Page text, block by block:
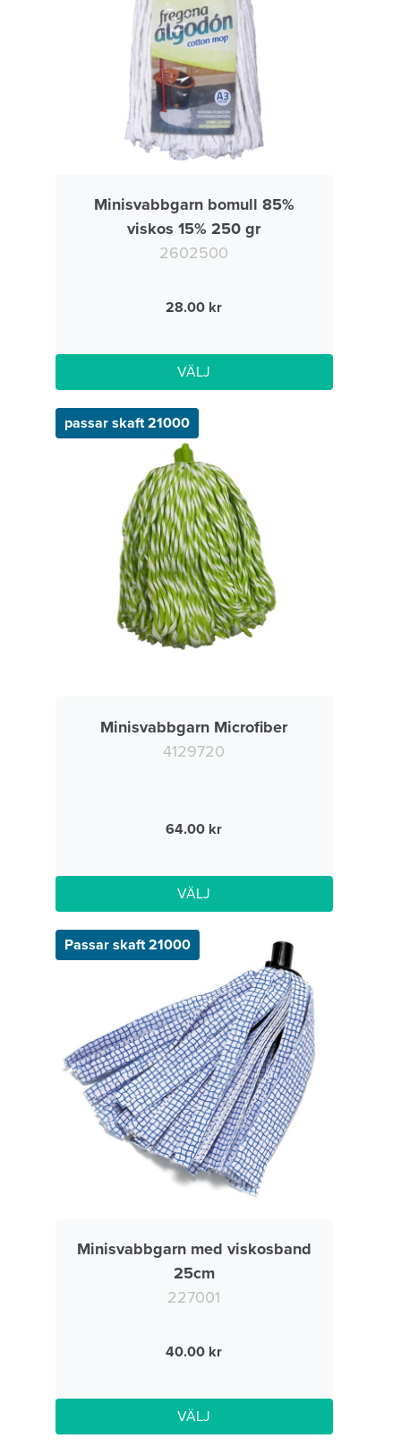
Minisvabbgarn bomull 85%
viskos 15% 250 gr
2602500
28.00
VÄLJ
passar skaft 21000
Minisvabbgarn Microfiber
4129720
64.00
VÄLJ
Passar skaft 21000
Minisvabbgarn med viskosband
25cm
227001
40.00
VÄLJ